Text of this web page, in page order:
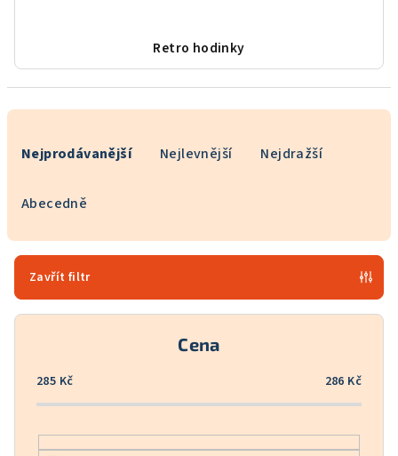
Retro hodinky
r
o
Nejprodávanější Nejlevnější Nejdražší
Abecedně
Zavřít filtr
Cena
285 Kč 286 Kč